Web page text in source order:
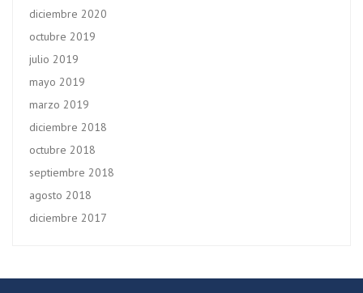
diciembre 2020
octubre 2019
julio 2019
mayo 2019
marzo 2019
diciembre 2018
octubre 2018
septiembre 2018
agosto 2018
diciembre 2017